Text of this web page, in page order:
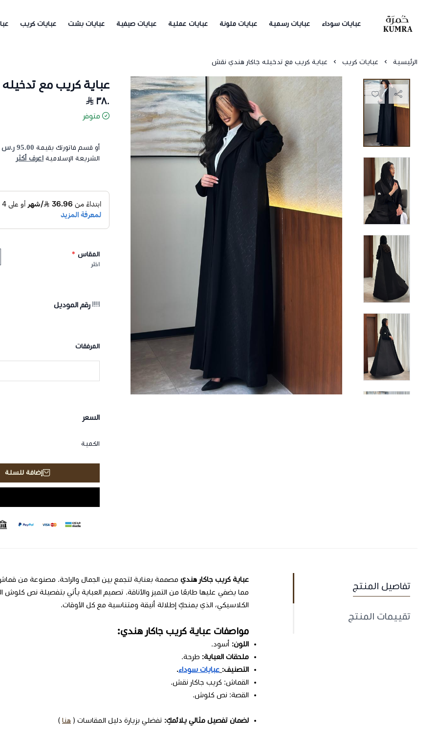
خمرة
عبايات سوداء عبايات رسمية عبايات ملونة عبايات عملية عبايات صيفية عبايات بشت عبايات كريب
الرئيسية عبايات كريب عباية كريب مع تدخيله جاكار هندي نقش
عباية كريب مع
٣٨٠
متوفر
أو قسم فاتورتك بقيمة 95.00 ر.س
الشريعة الإسلامية اعرف أكثر
المقاس *
اختر
رقم الموديل
المرفقات
السعر
الكمية
إضافة للسلة
تفاصيل المنتج
تقييمات المنتج
عباية كريب جاكار هندي مصممة بعناية لتجمع بين الجمال والراحة. مصنوعة من قماش
مما يضفي عليها طابعًا من التميز والأناقة. تصميم العباية يأتي بتفصيلة نص كلوش
الكلاسيكي، الذي يمنحكِ إطلالة أنيقة ومتناسبة مع كل الأوقات.
مواصفات عباية كريب جاكار هندي:
اللون: أسود.
ملحقات العباية: طرحة.
التصنيف: عبايات سوداء.
القماش: كريب جاكار نقش.
القصة: نص كلوش.
لضمان تفصيل مثالي يلائمكِ: تفضلي بزيارة دليل المقاسات ( هنا )